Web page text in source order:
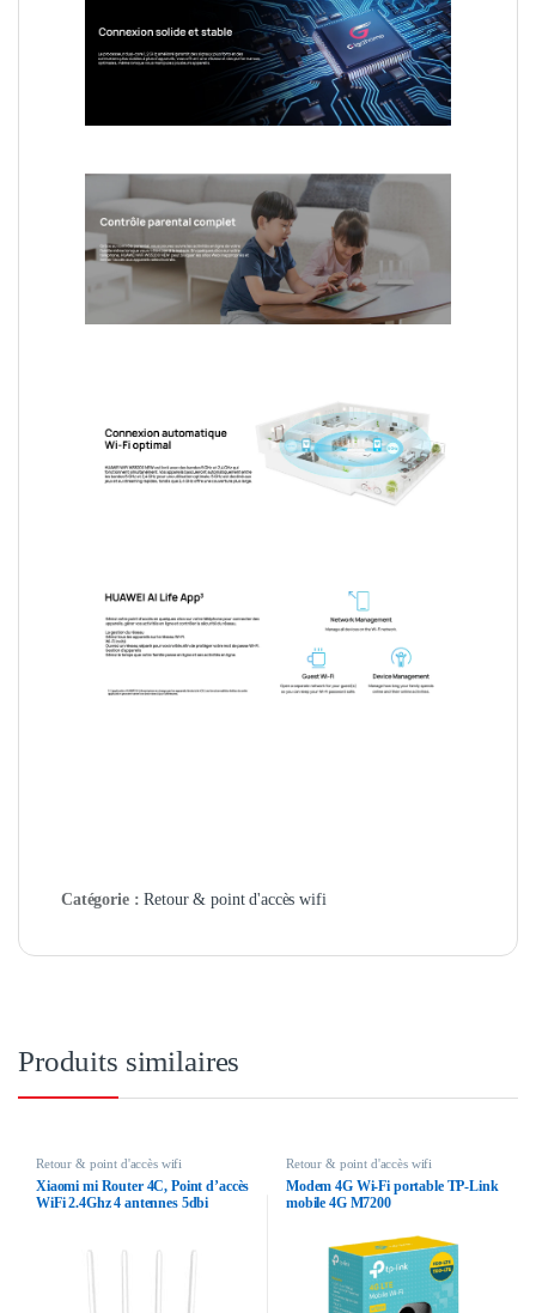
Catégorie :Retour & point d'accès wifi
Produits similaires
Retour & point d'accès wifi
Xiaomi mi Router 4C, Point d’accès
WiFi 2.4Ghz 4 antennes 5dbi
Retour & point d'accès wifi
Modem 4G Wi-Fi portable TP-Link
mobile 4G M7200